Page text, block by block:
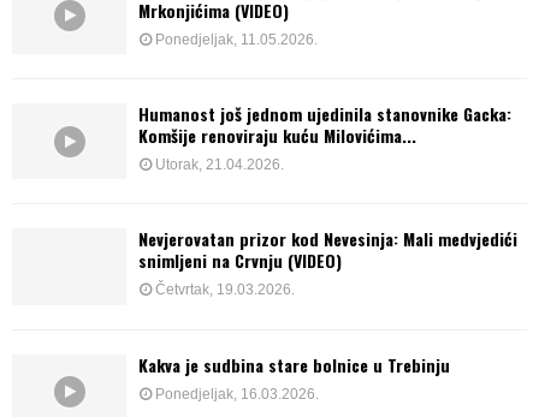
Mrkonjićima (VIDEO)
Ponedjeljak, 11.05.2026.
Humanost još jednom ujedinila stanovnike Gacka:
Komšije renoviraju kuću Milovićima...
Utorak, 21.04.2026.
Nevjerovatan prizor kod Nevesinja: Mali medvjedići
snimljeni na Crvnju (VIDEO)
Četvrtak, 19.03.2026.
Kakva je sudbina stare bolnice u Trebinju
Ponedjeljak, 16.03.2026.